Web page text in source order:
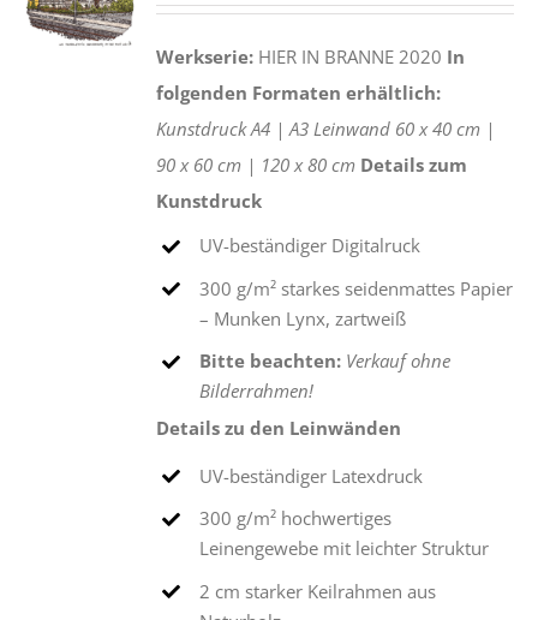
PRODUKT
WEIST
€275,00
Werkserie: HIER IN BRANNE 2020 In
folgenden Formaten erhältlich:
KunstdruckA4 |A3Leinwand 60 x 40 cm |
90 x 60 cm | 120 x 80 cm Details zum
Kunstdruck
UV-beständiger Digitalruck
300 g/m² starkes seidenmattes Papier
– Munken Lynx, zartweiß
Bitte beachten: Verkauf ohne
Bilderrahmen!
Details zu den Leinwänden
UV-beständiger Latexdruck
300 g/m² hochwertiges
Leinengewebe mit leichter Struktur
2 cm starker Keilrahmen aus